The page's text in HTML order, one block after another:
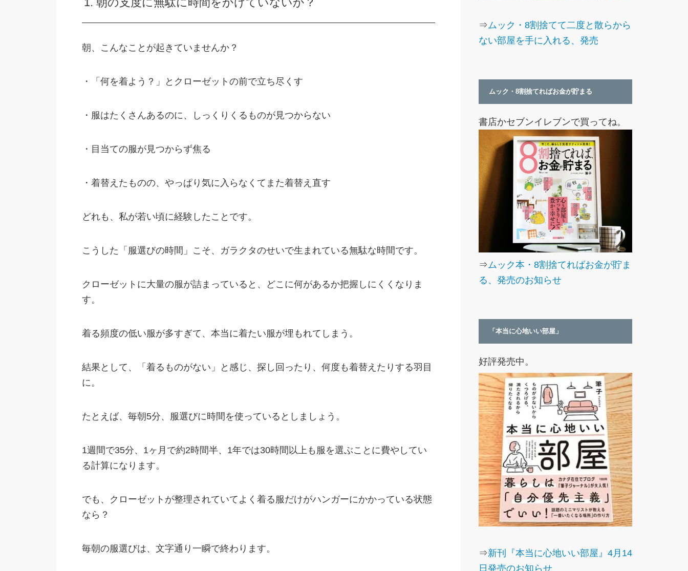
朝、こんなことが起きていませんか？
・「何を着よう？」とクローゼットの前で立ち尽くす
・服はたくさんあるのに、しっくりくるものが見つからない
・目当ての服が見つからず焦る
・着替えたものの、やっぱり気に入らなくてまた着替え直す
どれも、私が若い頃に経験したことです。
こうした「服選びの時間」こそ、ガラクタのせいで生まれている無駄な時間です。
クローゼットに大量の服が詰まっていると、どこに何があるか把握しにくくなりま
す。
着る頻度の低い服が多すぎて、本当に着たい服が埋もれてしまう。
結果として、「着るものがない」と感じ、探し回ったり、何度も着替えたりする羽目
に。
たとえば、毎朝5分、服選びに時間を使っているとしましょう。
1週間で35分、1ヶ月で約2時間半、1年では30時間以上も服を選ぶことに費やしてい
る計算になります。
でも、クローゼットが整理されていてよく着る服だけがハンガーにかかっている状態
なら？
毎朝の服選びは、文字通り一瞬で終わります。
⇒ムック・8割捨てて二度と散らから
ない部屋を手に入れる、発売
ムック・8割捨てればお金が貯まる
書店かセブンイレブンで買ってね。
⇒ムック本・8割捨てればお金が貯ま
る、発売のお知らせ
「本当に心地いい部屋」
好評発売中。
⇒新刊『本当に心地いい部屋』4月14
日発売のお知らせ